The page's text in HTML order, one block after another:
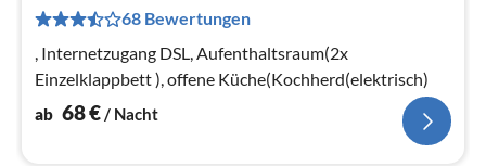
68 Bewertungen
, Internetzugang DSL, Aufenthaltsraum(2x
Einzelklappbett ), offene Küche(Kochherd(elektrisch)
ab 68€/ Nacht